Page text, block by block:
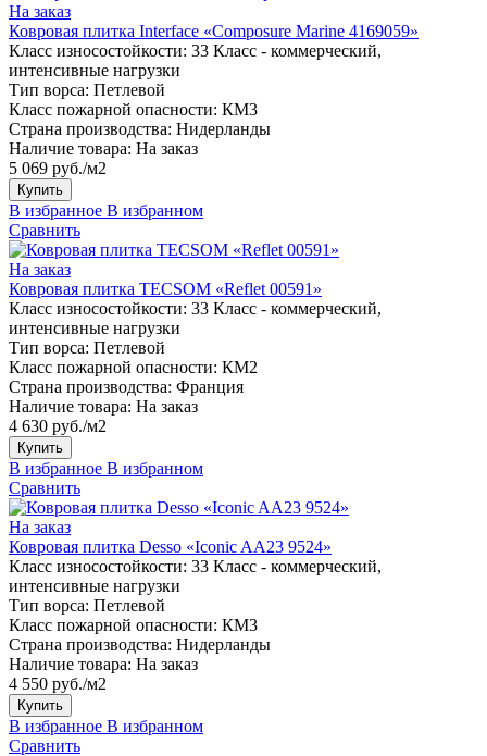
На заказ
Ковровая плитка Interface «Composure Marine 4169059»
Класс износостойкости: 33 Класс - коммерческий,
интенсивные нагрузки
Тип ворса: Петлевой
Класс пожарной опасности: КМ3
Страна производства: Нидерланды
Наличие товара: На заказ
5 069 руб./м2
Купить
В избранное В избранном
Сравнить
На заказ
Ковровая плитка TECSOM «Reflet 00591»
Класс износостойкости: 33 Класс - коммерческий,
интенсивные нагрузки
Тип ворса: Петлевой
Класс пожарной опасности: КМ2
Страна производства: Франция
Наличие товара: На заказ
4 630 руб./м2
Купить
В избранное В избранном
Сравнить
На заказ
Ковровая плитка Desso «Iconic AA23 9524»
Класс износостойкости: 33 Класс - коммерческий,
интенсивные нагрузки
Тип ворса: Петлевой
Класс пожарной опасности: КМ3
Страна производства: Нидерланды
Наличие товара: На заказ
4 550 руб./м2
Купить
В избранное В избранном
Сравнить